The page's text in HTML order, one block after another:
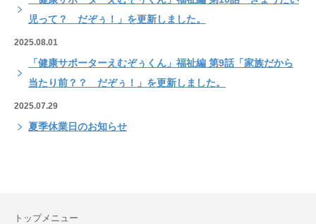
児って？ だぞぅ！」を更新しました。
2025.08.01
「健康サポーターえむぞぅくん」福祉編 第9話「家族だから
当たり前？？ だぞぅ！」を更新しました。
2025.07.29
夏季休業日のお知らせ
トップメニュー